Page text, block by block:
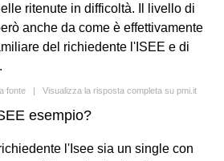
ritenute in difficoltà. Il livello di
anche da come è effettivamente
del richiedente l'ISEE e di
fonte | Visualizza la risposta completa su pmi.it
esempio?
l'Isee sia un single con